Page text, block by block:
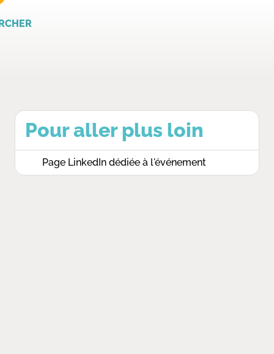
Pour aller plus loin
Page LinkedIn dédiée à l'événement